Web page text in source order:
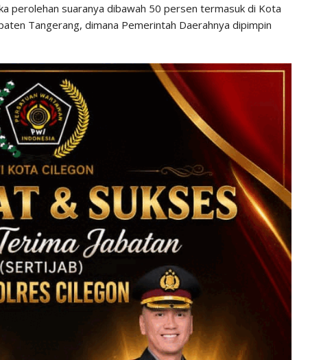
perolehan suaranya dibawah 50 persen termasuk di Kota
Tangerang, dimana Pemerintah Daerahnya dipimpin